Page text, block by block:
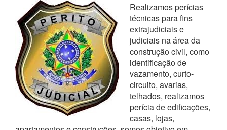
Realizamos perícias
técnicas para fins
extrajudiciais e
judiciais na área da
construção civil, como
identificação de
vazamento, curto-
circuito, avarias,
telhados, realizamos
perícia de edificações,
casas, lojas,